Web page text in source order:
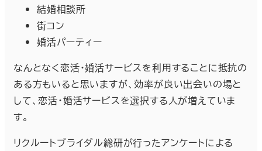
結婚相談所
街コン
婚活パーティー
なんとなく恋活・婚活サービスを利用することに抵抗の
ある方もいると思いますが、効率が良い出会いの場と
して、恋活・婚活サービスを選択する人が増えていま
す。
リクルートブライダル総研が行ったアンケートによる